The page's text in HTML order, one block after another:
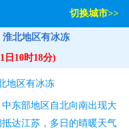
切换城市>>
北地区有冰冻
日10时18分)
地区有冰冻
东部地区自北向南出现大
达江苏，多日的晴暖天气